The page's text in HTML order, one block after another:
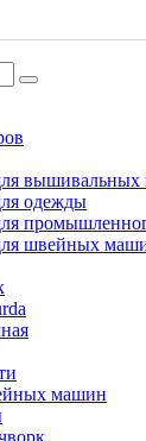
одежды
швейных
машин